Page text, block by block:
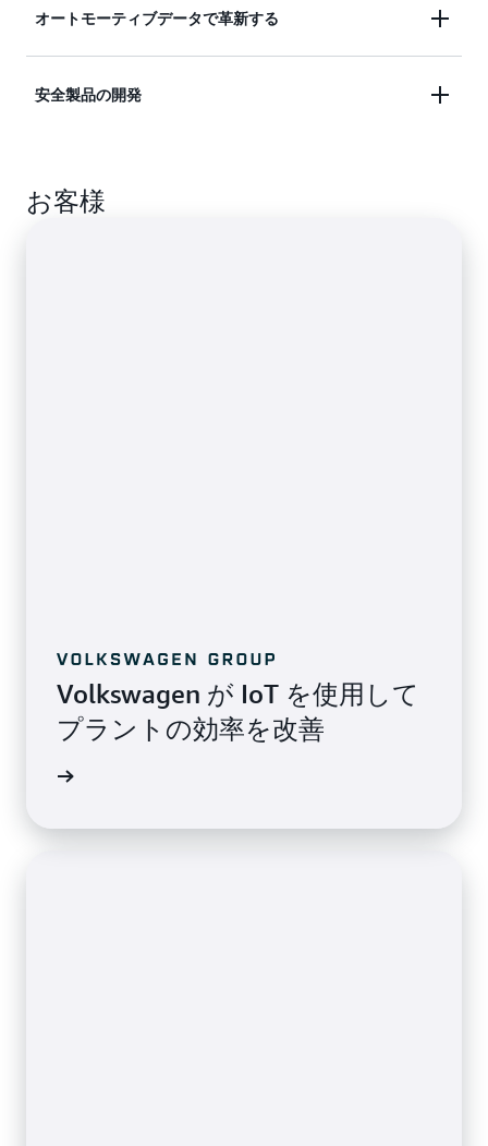
ホームオートメーション、ホームセキュリティとモ
オートモーティブデータで革新する
コネクテッド、オートモーティブ、共有、および電
安全製品の開発
タリングのための商用アプリケーションを設計しま
お客様
Volkswagen が IoT を使用して
プラントの効率を改善